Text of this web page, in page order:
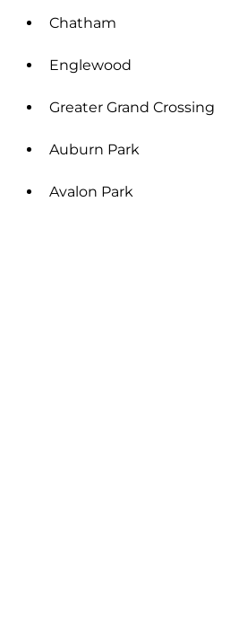
Chatham
Englewood
Greater Grand Crossing
Auburn Park
Avalon Park